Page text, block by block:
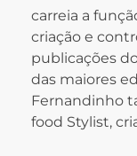
carreia a
criação e
publicações
das maiores
Fernandinho
food Stylist,